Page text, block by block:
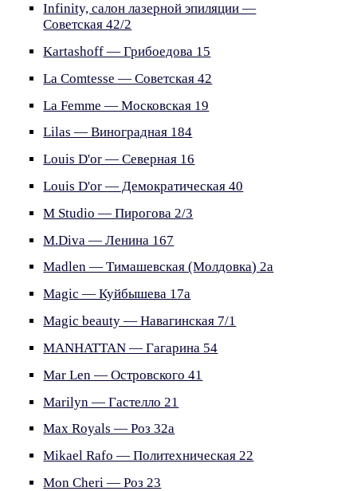
Infinity, салон лазерной эпиляции —
Советская 42/2
Kartashoff — Грибоедова 15
La Comtesse — Советская 42
La Femme — Московская 19
Lilas — Виноградная 184
Louis D'or — Северная 16
Louis D'or — Демократическая 40
M Studio — Пирогова 2/3
M.Diva — Ленина 167
Madlen — Тимашевская (Молдовка) 2а
Magic — Куйбышева 17а
Magic beauty — Навагинская 7/1
MANHATTAN — Гагарина 54
Mar Len — Островского 41
Marilyn — Гастелло 21
Max Royals — Роз 32а
Mikael Rafo — Политехническая 22
Mon Cheri — Роз 23